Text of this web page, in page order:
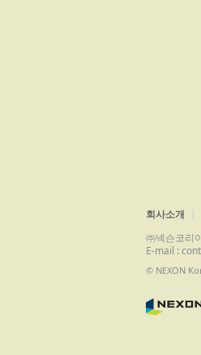
회사소개
㈜넥슨코리
E-mail :
© NEXON